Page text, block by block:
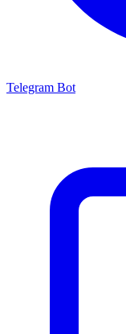
Telegram Bot